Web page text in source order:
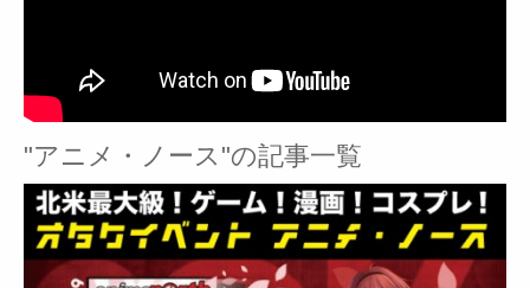
"アニメ・ノース"の記事一覧